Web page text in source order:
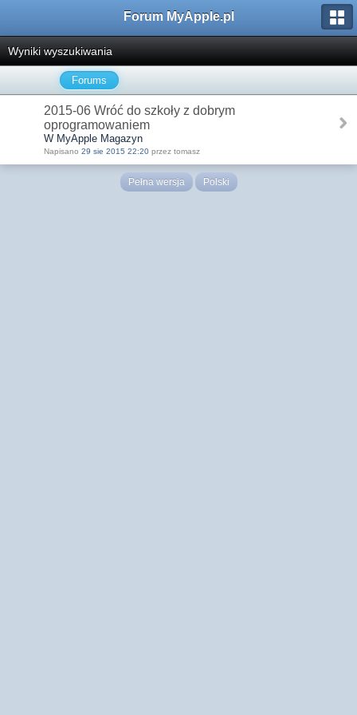
Forum MyApple.pl
Wyniki wyszukiwania
Forums
2015-06 Wróć do szkoły z dobrym
oprogramowaniem
W MyApple Magazyn
Napisano 29 sie 2015 22:20 przez tomasz
Pełna wersja Polski